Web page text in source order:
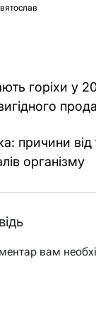
горіхи у
причини
організму
вам